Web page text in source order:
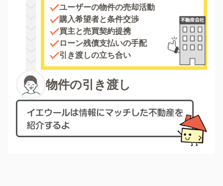
ユーザーの物件の売却活動
購入希望者と条件交渉
買主と売買契約提携
ローン残債支払いの手配
引き渡しの立ち合い
物件の引き渡し